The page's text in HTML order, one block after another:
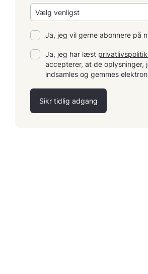
Ja, jeg vil gerne abonnere på
Ja, jeg har læst
accepterer, at de oplysninger,
indsamles og gemmes